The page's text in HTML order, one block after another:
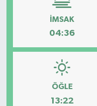
İMSAK
04:36
ÖĞLE
13:22